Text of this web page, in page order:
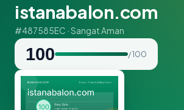
istanabalon.com
#487585EC · Sangat Aman
100 / 100